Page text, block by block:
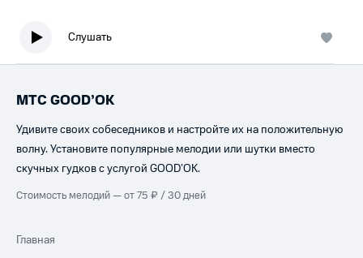
Слушать
МТС GOOD’OK
Удивите своих собеседников и настройте их на положительную
волну. Установите популярные мелодии или шутки вместо
скучных гудков с услугой GOOD’OK.
Стоимость мелодий — от 75 ₽ / 30 дней
Главная